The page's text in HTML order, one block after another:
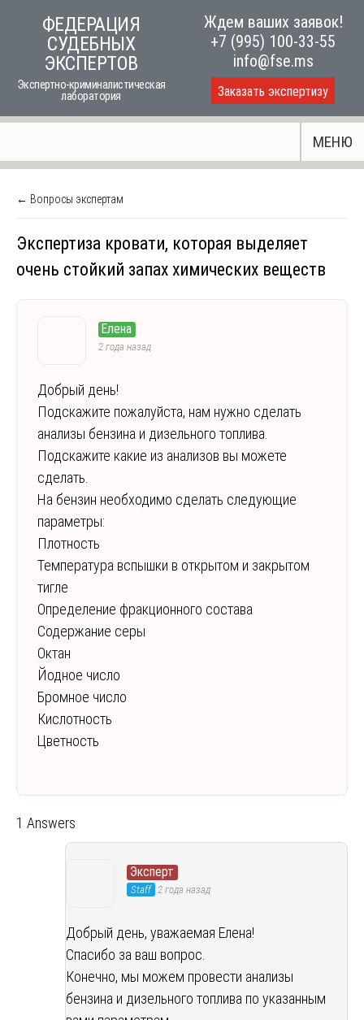
ФЕДЕРАЦИЯ
СУДЕБНЫХ
ЭКСПЕРТОВ
Экспертно-криминалистическая
лаборатория
Ждем ваших заявок!
+7 (995) 100-33-55
info@fse.ms
Заказать экспертизу
МЕНЮ
← Вопросы экспертам
Экспертиза кровати, которая выделяет
очень стойкий запах химических веществ
Елена
2 года назад
Добрый день!
Подскажите пожалуйста, нам нужно сделать
анализы бензина и дизельного топлива.
Подскажите какие из анализов вы можете
сделать.
На бензин необходимо сделать следующие
параметры:
Плотность
Температура вспышки в открытом и закрытом
тигле
Определение фракционного состава
Содержание серы
Октан
Йодное число
Бромное число
Кислотность
Цветность
1 Answers
Эксперт
Staff 2 года назад
Добрый день, уважаемая Елена!
Спасибо за ваш вопрос.
Конечно, мы можем провести анализы
бензина и дизельного топлива по указанным